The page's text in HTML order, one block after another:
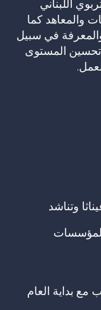
اللبناني
والمعاهد كما
في سبيل
تحسين المستوى
وتناشد
مع بداية العام